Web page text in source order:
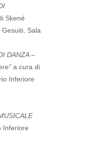
Skené
Sala
DANZA –
a cura di
Inferiore
Inferiore